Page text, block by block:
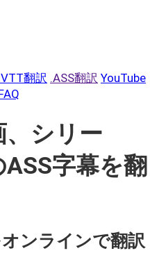
翻訳 .ASS翻訳 YouTube
、シリー
字幕を翻
ンラインで翻訳